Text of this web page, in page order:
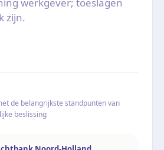
zijn.
de belangrijkste standpunten van
beslissing